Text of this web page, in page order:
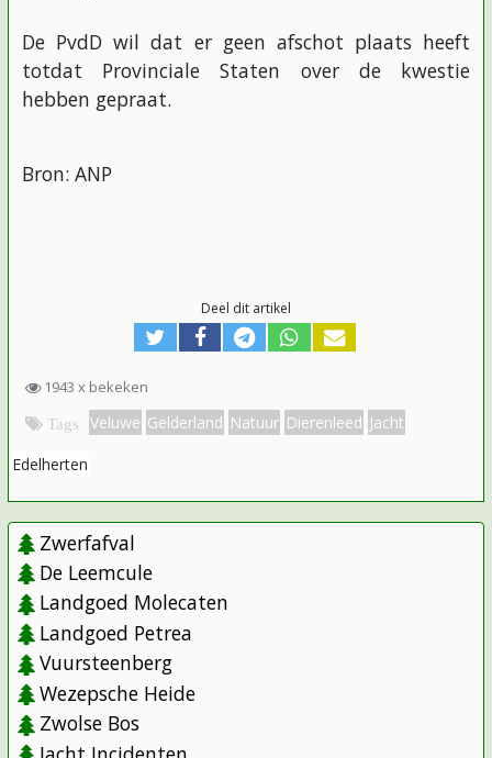
De PvdD wil dat er geen afschot plaats heeft
totdat Provinciale Staten over de kwestie
hebben gepraat.
Bron: ANP
Deel dit artikel
1943 x bekeken
Tags Veluwe Gelderland Natuur Dierenleed Jacht
Edelherten
Zwerfafval
De Leemcule
Landgoed Molecaten
Landgoed Petrea
Vuursteenberg
Wezepsche Heide
Zwolse Bos